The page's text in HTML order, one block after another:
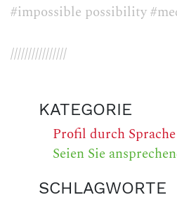
#impossible possibility
////////////////
KATEGORIE
Profil durch Sprache
Seien Sie
SCHLAGWORTE